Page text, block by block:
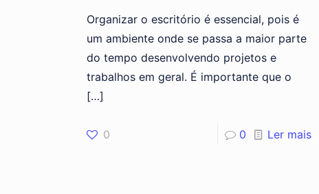
Organizar o escritório é essencial, pois é
um ambiente onde se passa a maior parte
do tempo desenvolvendo projetos e
trabalhos em geral. É importante que o
[…]
0 0 Ler mais